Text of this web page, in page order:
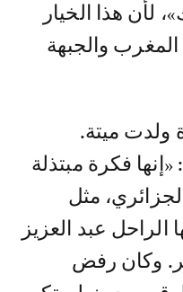
لأن هذا الخيار
والجبهة
ولدت ميتة.
فكرة مبتذلة
مثل
عبد العزيز
وكان رفض